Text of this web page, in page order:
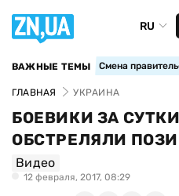
RU
ВАЖНЫЕ ТЕМЫ Смена
ГЛАВНАЯ УКРАИНА
БОЕВИКИ ЗА
ОБСТРЕЛЯЛИ
Видео
12 февраля, 2017, 08:29